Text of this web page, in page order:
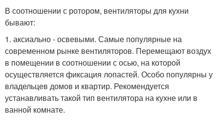
В соотношении с ротором, вентиляторы для кухни
бывают:
1. аксиально - освевыми. Самые популярные на
современном рынке вентиляторов. Перемещают воздух
в помещении в соотношении с осью, на которой
осуществляется фиксация лопастей. Особо популярны у
владельцев домов и квартир. Рекомендуется
устанавливать такой тип вентилятора на кухне или в
ванной комнате.